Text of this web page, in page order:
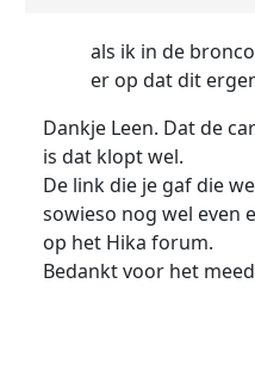
als ik in de
er op dat dit
Dankje Leen. Dat de
is dat klopt wel.
De link die je gaf die
sowieso nog wel even
op het Hika forum.
Bedankt voor het